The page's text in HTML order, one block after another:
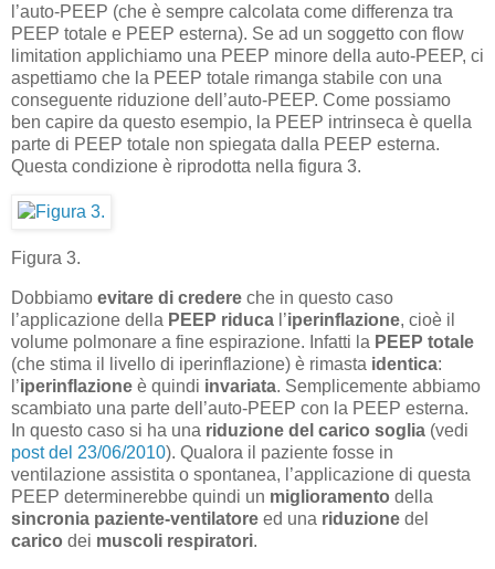
l’auto-PEEP (che è sempre calcolata come differenza tra
PEEP totale e PEEP esterna). Se ad un soggetto con flow
limitation applichiamo una PEEP minore della auto-PEEP, ci
aspettiamo che la PEEP totale rimanga stabile con una
conseguente riduzione dell’auto-PEEP. Come possiamo
ben capire da questo esempio, la PEEP intrinseca è quella
parte di PEEP totale non spiegata dalla PEEP esterna.
Questa condizione è riprodotta nella figura 3.
Figura 3.
Dobbiamo evitare di credere che in questo caso
l’applicazione della PEEP riduca l’iperinflazione, cioè il
volume polmonare a fine espirazione. Infatti la PEEP totale
(che stima il livello di iperinflazione) è rimasta identica:
l’iperinflazione è quindi invariata. Semplicemente abbiamo
scambiato una parte dell’auto-PEEP con la PEEP esterna.
In questo caso si ha una riduzione del carico soglia (vedi
post del 23/06/2010). Qualora il paziente fosse in
ventilazione assistita o spontanea, l’applicazione di questa
PEEP determinerebbe quindi un miglioramento della
sincronia paziente-ventilatore ed una riduzione del
carico dei muscoli respiratori.